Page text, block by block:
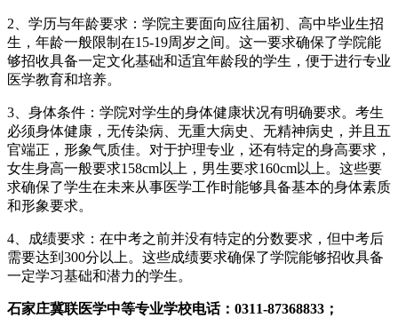
2、学历与年龄要求：学院主要面向应往届初、高中毕业生招
生，年龄一般限制在15-19周岁之间。这一要求确保了学院能
够招收具备一定文化基础和适宜年龄段的学生，便于进行专业
医学教育和培养。
3、身体条件：学院对学生的身体健康状况有明确要求。考生
必须身体健康，无传染病、无重大病史、无精神病史，并且五
官端正，形象气质佳。对于护理专业，还有特定的身高要求，
女生身高一般要求158cm以上，男生要求160cm以上。这些要
求确保了学生在未来从事医学工作时能够具备基本的身体素质
和形象要求。
4、成绩要求：在中考之前并没有特定的分数要求，但中考后
需要达到300分以上。这些成绩要求确保了学院能够招收具备
一定学习基础和潜力的学生。
石家庄冀联医学中等专业学校电话：0311-87368833；